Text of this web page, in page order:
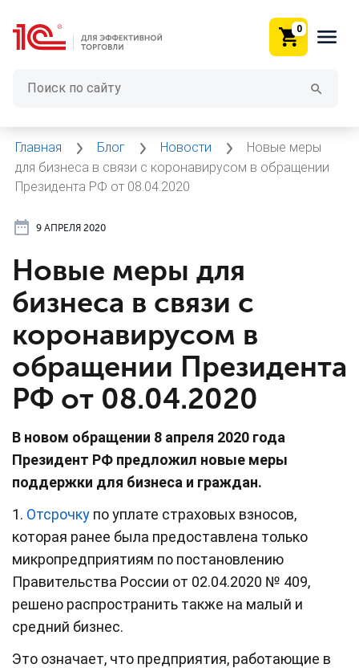
0
Главная Блог Новости
Новые меры
для бизнеса в связи с коронавирусом в обращении
Президента РФ от 08.04.2020
9 АПРЕЛЯ 2020
Новые меры для
бизнеса в связи с
коронавирусом в
обращении Президента
РФ от 08.04.2020
В новом обращении 8 апреля 2020 года
Президент РФ предложил новые меры
поддержки для бизнеса и граждан.
1. Отсрочку по уплате страховых взносов,
которая ранее была предоставлена только
микропредприятиям по постановлению
Правительства России от 02.04.2020 № 409,
решено распространить также на малый и
средний бизнес.
Это означает, что предприятия, работающие в